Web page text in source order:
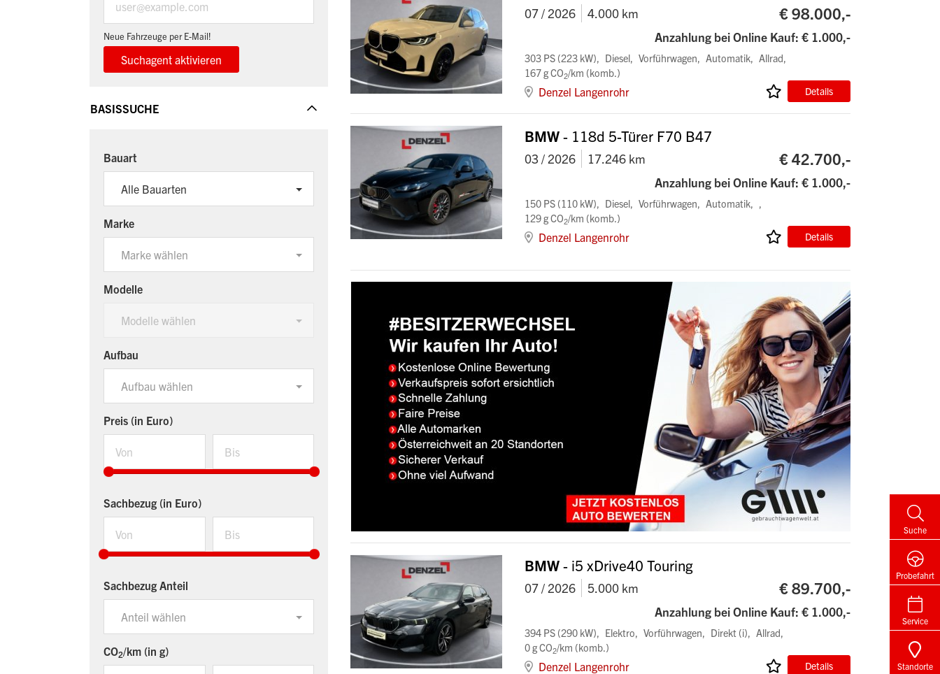
Neue Fahrzeuge per E-Mail!
BASISSUCHE
Bauart
Alle Bauarten
Marke
Marke wählen
Modelle
Modelle wählen
Aufbau
Aufbau wählen
Preis (in Euro)
Sachbezug (in Euro)
Sachbezug Anteil
Anteil wählen
CO2/km (in g)
07 / 2026 4.000 km € 98.000,-
Anzahlung bei Online Kauf: € 1.000,-
303 PS (223 kW) Diesel Vorführwagen Automatik
Allrad
167 g CO2/km (komb.)
Denzel Langenrohr Details
BMW- 118d 5-Türer F70 B47
03 / 2026 17.246 km € 42.700,-
Anzahlung bei Online Kauf: € 1.000,-
150 PS (110 kW) Diesel Vorführwagen
Automatik
129 g CO2/km (komb.)
Denzel Langenrohr Details
BMW- i5 xDrive40 Touring
07 / 2026 5.000 km € 89.700,-
Anzahlung bei Online Kauf: € 1.000,-
394 PS (290 kW) Elektro Vorführwagen Direkt (i)
Allrad
0 g CO2/km (komb.)
Denzel Langenrohr Details
Suche
Probefahrt
Service
Standorte